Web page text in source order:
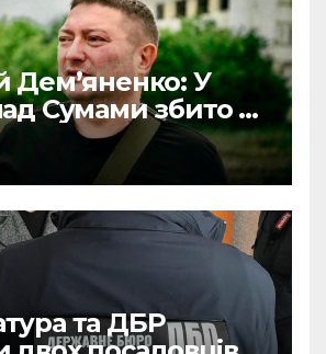
Дем’яненко: У
Сумами збито 6
та ДБР